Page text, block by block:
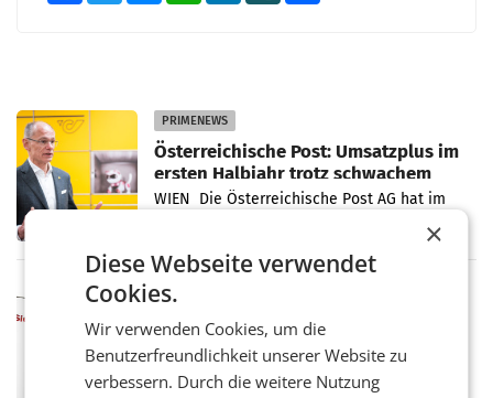
PRIMENEWS
Österreichische Post: Umsatzplus im
ersten Halbjahr trotz schwachem
Briefgeschäft
WIEN Die Österreichische Post AG hat im
von 1.544,0 Mio. EUR erwirtschaftet, was
einem Plus von 3,8 Prozent gegenüber dem
Vergleichszeitraum
MARKETING & MEDIA
ProSiebenSat.1 spart und macht
überraschend viel Gewinn
UNTERFÖHRING/MAILAND/AMSTERDAM. Der
Fernsehkonzern ProSiebenSat.1 hat im
×
Diese Webseite verwendet
Cookies.
Wir verwenden Cookies, um die
Benutzerfreundlichkeit unserer Website zu
verbessern. Durch die weitere Nutzung